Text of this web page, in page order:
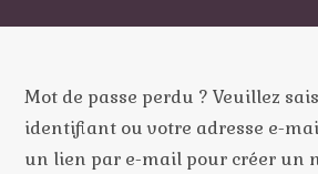
Mot de passe perdu ? Veuillez
identifiant ou votre adresse e-
un lien par e-mail pour créer un